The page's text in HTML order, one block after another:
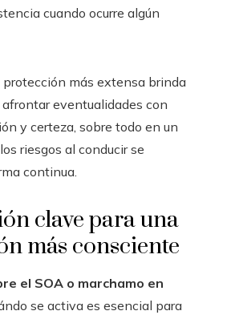
cuando ocurre algún
protección más extensa brinda
eventualidades con
y certeza, sobre todo en un
riesgos al conducir se
continua.
clave para una
más consciente
el SOA o marchamo en
se activa es esencial para